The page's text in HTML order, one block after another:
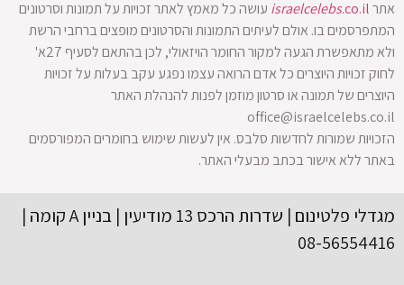
אתר israelcelebs.co.il
עושה כל מאמץ לאתר זכויות על תמונות וסרטונים
המתפרסמים בו. אולם לעיתים התמונות והסרטונים מופצים ברחבי הרשת
ולא מתאפשרת הגעה למקור החומר הויזאולי, לכן בהתאם לסעיף 27א'
לחוק זכויות היוצרים כל אדם הרואה עצמו נפגע עקב בעלות על זכויות
היוצרים של תמונה או סרטון מוזמן לפנות להנהלת האתר
office@israelcelebs.co.il
הזכויות שמורות לחדשות סלבס. אין לעשות שימוש בחומרים המפורסמים
באתר ללא אישור בכתב מבעלי האתר.
מגדלי פלטינום | שדרות הרכס 13 מודיעין | בניין A קומה |
08-56554416